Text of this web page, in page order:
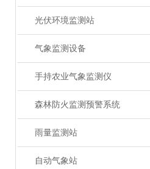
光伏环境监测站
气象监测设备
手持农业气象监测仪
森林防火监测预警系统
雨量监测站
自动气象站